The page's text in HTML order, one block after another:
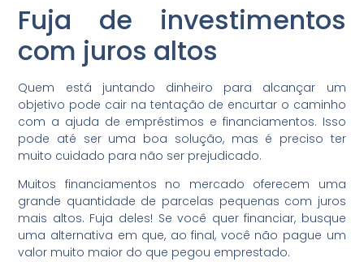
Fuja de investimentos
com juros altos
Quem está juntando dinheiro para alcançar um
objetivo pode cair na tentação de encurtar o caminho
com a ajuda de empréstimos e financiamentos. Isso
pode até ser uma boa solução, mas é preciso ter
muito cuidado para não ser prejudicado.
Muitos financiamentos no mercado oferecem uma
grande quantidade de parcelas pequenas com juros
mais altos. Fuja deles! Se você quer financiar, busque
uma alternativa em que, ao final, você não pague um
valor muito maior do que pegou emprestado.